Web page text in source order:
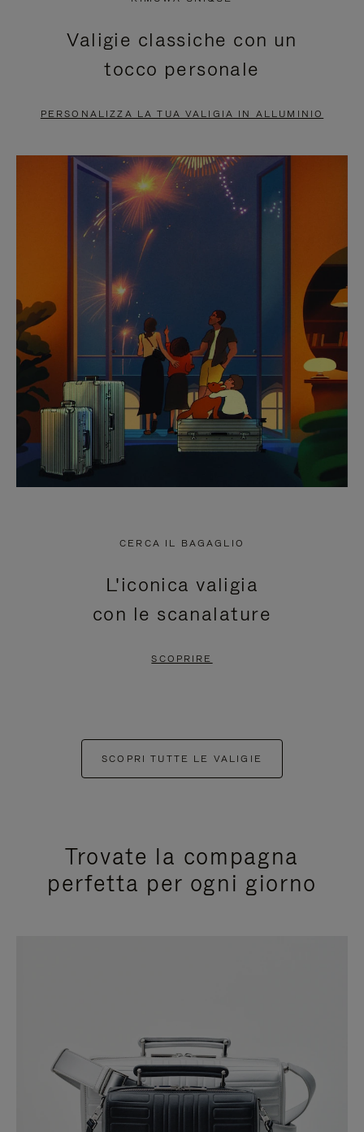
PAUSA,
PREMERE
METTERLO
PAUSA
PREMI
PER
ATTIVARE
Valigie classiche con un
tocco personale
PERSONALIZZA LA TUA VALIGIA IN ALLUMINIO
CERCA IL BAGAGLIO
L'iconica valigia
con le scanalature
SCOPRIRE
SCOPRI TUTTE LE VALIGIE
Trovate la compagna
perfetta per ogni giorno